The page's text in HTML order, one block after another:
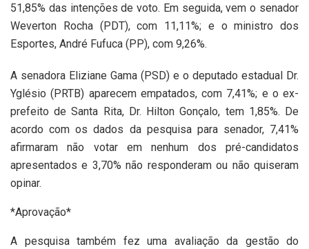
51,85% das intenções de voto. Em seguida, vem o senador
Weverton Rocha (PDT), com 11,11%; e o ministro dos
Esportes, André Fufuca (PP), com 9,26%.
A senadora Eliziane Gama (PSD) e o deputado estadual Dr.
Yglésio (PRTB) aparecem empatados, com 7,41%; e o ex-
prefeito de Santa Rita, Dr. Hilton Gonçalo, tem 1,85%. De
acordo com os dados da pesquisa para senador, 7,41%
afirmaram não votar em nenhum dos pré-candidatos
apresentados e 3,70% não responderam ou não quiseram
opinar.
*Aprovação*
A pesquisa também fez uma avaliação da gestão do